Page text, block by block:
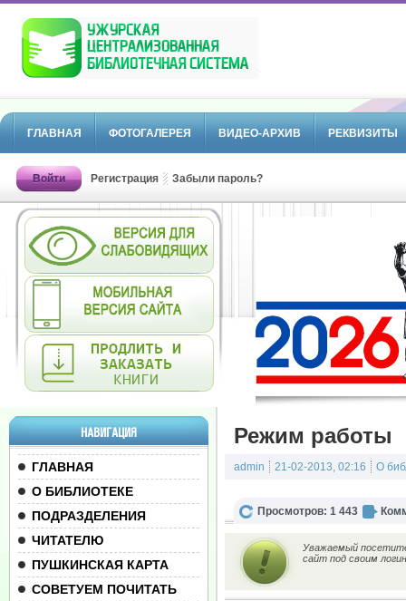
ГЛАВНАЯ ФОТОГАЛЕРЕЯ ВИДЕО-АРХИВ РЕКВИЗИТЫ
Войти Регистрация Забыли пароль?
НАВИГАЦИЯ
ГЛАВНАЯ
О БИБЛИОТЕКЕ
ПОДРАЗДЕЛЕНИЯ
ЧИТАТЕЛЮ
ПУШКИНСКАЯ КАРТА
СОВЕТУЕМ ПОЧИТАТЬ
Режим работы
admin 21-02-2013, 02:16 О
Просмотров: 1 443
Уважаемый
сайт под своим